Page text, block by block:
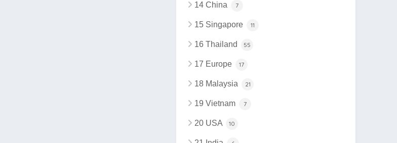
14 China 7
15 Singapore 11
16 Thailand 55
17 Europe 17
18 Malaysia 21
19 Vietnam 7
20 USA 10